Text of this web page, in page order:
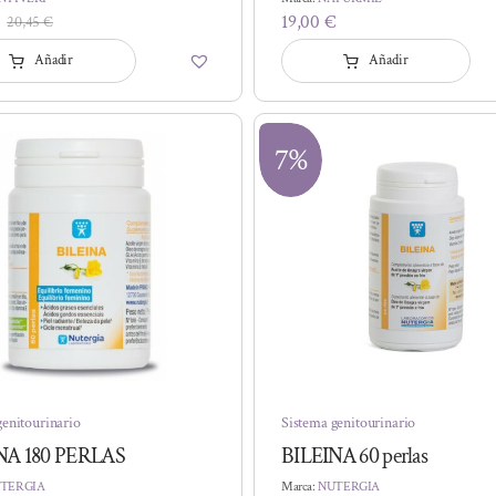
20,45€El
precio
original
era:
El
precio
actual
es:
Añadir
19,00 €
Añadir
180 PERLAS
7%
Sistema genitourinario
BILEINA 60 perlas
Marca:NUTERGIA